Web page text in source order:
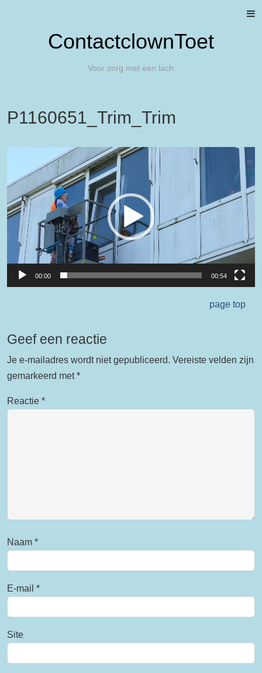
ContactclownToet
Voor zorg met een lach
P1160651_Trim_Trim
00:00 00:54
page top
Geef een reactie
Je e-mailadres wordt niet gepubliceerd. Vereiste velden zijn
gemarkeerd met*
Reactie *
Naam *
E-mail *
Site